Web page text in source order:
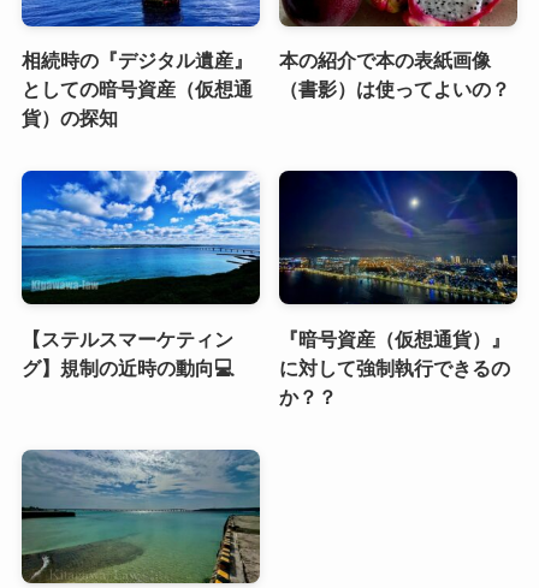
相続時の『デジタル遺産』
としての暗号資産（仮想通
貨）の探知
本の紹介で本の表紙画像
（書影）は使ってよいの？
【ステルスマーケティン
グ】規制の近時の動向💻
『暗号資産（仮想通貨）』
に対して強制執行できるの
か？？